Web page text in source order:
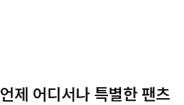
언제 어디서나 특별한 팬츠